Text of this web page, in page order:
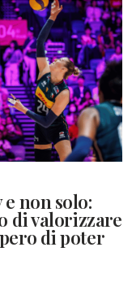
non solo:
di valorizzare
di poter